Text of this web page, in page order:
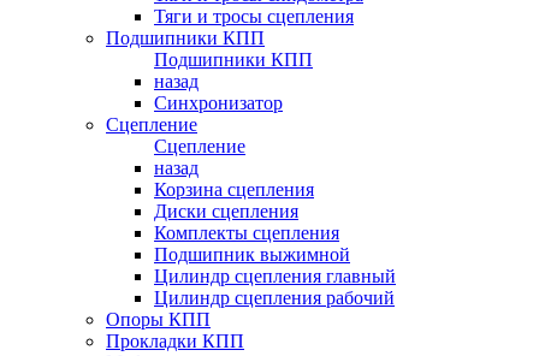
Тяги и тросы сцепления
Подшипники КПП
Подшипники КПП
назад
Синхронизатор
Сцепление
Сцепление
назад
Корзина сцепления
Диски сцепления
Комплекты сцепления
Подшипник выжимной
Цилиндр сцепления главный
Цилиндр сцепления рабочий
Опоры КПП
Прокладки КПП